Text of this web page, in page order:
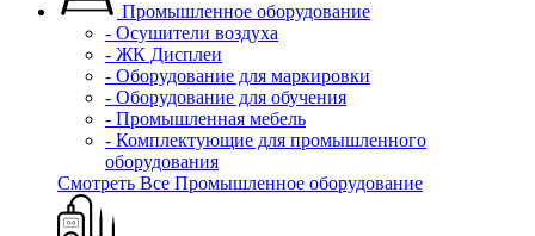
Промышленное оборудование
- Осушители воздуха
- ЖК Дисплеи
- Оборудование для маркировки
- Оборудование для обучения
- Промышленная мебель
- Комплектующие для промышленного
оборудования
Смотреть Все Промышленное оборудование